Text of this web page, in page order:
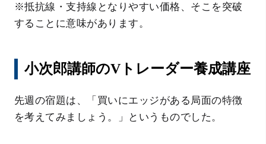
※抵抗線・支持線となりやすい価格、そこを突破
することに意味があります。
小次郎講師のVトレーダー養成講座
先週の宿題は、「買いにエッジがある局面の特徴
を考えてみましょう。」というものでした。